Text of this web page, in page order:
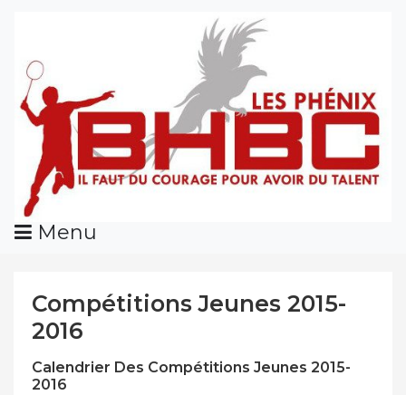
Content
Menu
Compétitions Jeunes 2015-
2016
Calendrier Des Compétitions Jeunes 2015-
2016